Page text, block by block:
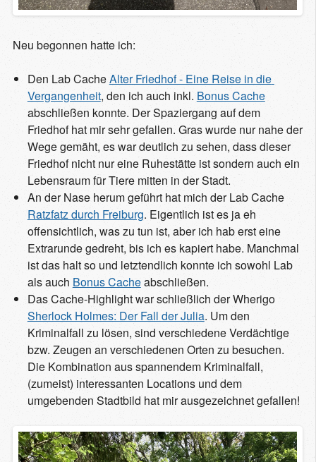
Neu begonnen hatte ich:
Den Lab CacheAlter Friedhof - Eine Reise in die
Vergangenheit, den ich auch inkl. Bonus Cache
abschließen konnte. Der Spaziergang auf dem
Friedhof hat mir sehr gefallen. Gras wurde nur nahe der
Wege gemäht, es war deutlich zu sehen, dass dieser
Friedhof nicht nur eine Ruhestätte ist sondern auch ein
Lebensraum für Tiere mitten in der Stadt.
An der Nase herum geführt hat mich der Lab Cache
Ratzfatz durch Freiburg. Eigentlich ist es ja eh
offensichtlich, was zu tun ist, aber ich hab erst eine
Extrarunde gedreht, bis ich es kapiert habe. Manchmal
ist das halt so und letztendlich konnte ich sowohl Lab
als auch Bonus Cacheabschließen.
Das Cache-Highlight war schließlich der Wherigo
Sherlock Holmes: Der Fall der Julia. Um den
Kriminalfall zu lösen, sind verschiedene Verdächtige
bzw. Zeugen an verschiedenen Orten zu besuchen.
Die Kombination aus spannendem Kriminalfall,
(zumeist) interessanten Locations und dem
umgebenden Stadtbild hat mir ausgezeichnet gefallen!